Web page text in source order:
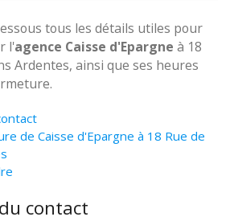
tous les détails utiles pour
l'agence Caisse d'Epargne à 18
Ardentes, ainsi que ses heures
de Caisse d'Epargne à 18 Rue de
contact